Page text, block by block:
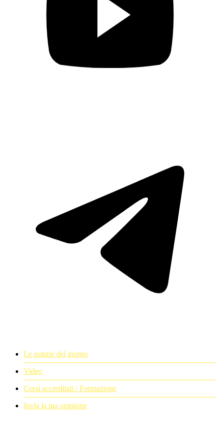
Le notizie del giorno
Video
Corsi accreditati / Formazione
Invia la tua opinione